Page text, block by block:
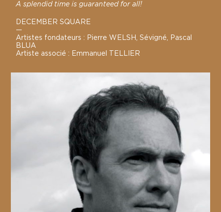
A splendid time is guaranteed for all!
DECEMBER SQUARE
—
Artistes fondateurs : Pierre WELSH, Sévigné, Pascal
BLUA
Artiste associé : Emmanuel TELLIER